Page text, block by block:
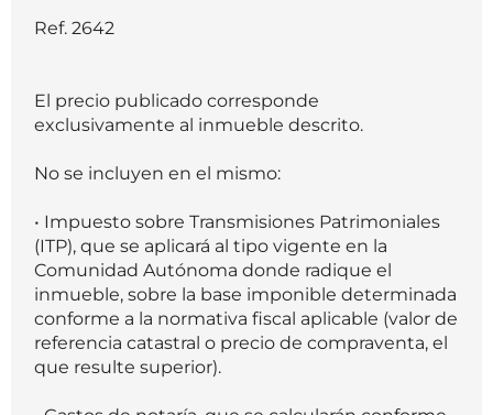
Ref. 2642
El precio publicado corresponde
exclusivamente al inmueble descrito.
No se incluyen en el mismo:
• Impuesto sobre Transmisiones Patrimoniales
(ITP), que se aplicará al tipo vigente en la
Comunidad Autónoma donde radique el
inmueble, sobre la base imponible determinada
conforme a la normativa fiscal aplicable (valor de
referencia catastral o precio de compraventa, el
que resulte superior).